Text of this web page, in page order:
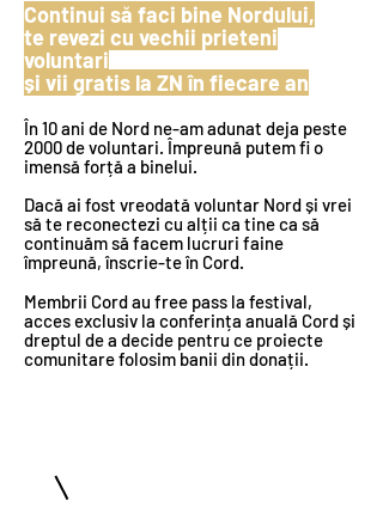
Continui să faci bine Nordului,
te revezi cu vechii prieteni
voluntari
și vii gratis la ZN în fiecare an
În 10 ani de Nord ne-am adunat deja peste
2000 de voluntari. Împreună putem fi o
imensă forță a binelui.
Dacă ai fost vreodată voluntar Nord și vrei
să te reconectezi cu alții ca tine ca să
continuăm să facem lucruri faine
împreună, înscrie-te în Cord.
Membrii Cord au free pass la festival,
acces exclusiv la conferința anuală Cord și
dreptul de a decide pentru ce proiecte
comunitare folosim banii din donații.